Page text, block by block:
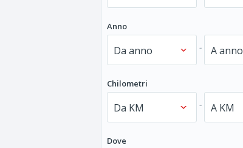
Anno
-
Chilometri
-
Dove